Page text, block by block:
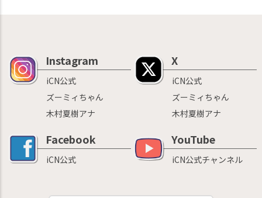
Instagram
iCN公式
ズーミィちゃん
木村夏樹アナ
X
iCN公式
ズーミィちゃん
木村夏樹アナ
Facebook
iCN公式
YouTube
iCN公式チャンネル